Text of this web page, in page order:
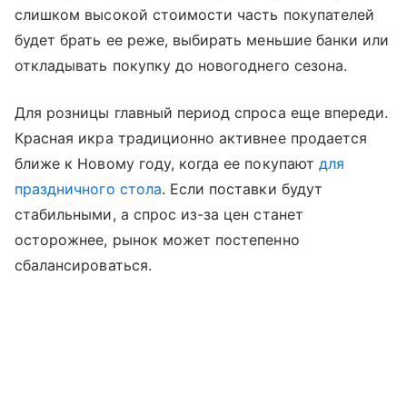
слишком высокой стоимости часть покупателей
будет брать ее реже, выбирать меньшие банки или
откладывать покупку до новогоднего сезона.
Для розницы главный период спроса еще впереди.
Красная икра традиционно активнее продается
ближе к Новому году, когда ее покупают для
праздничного стола. Если поставки будут
стабильными, а спрос из-за цен станет
осторожнее, рынок может постепенно
сбалансироваться.